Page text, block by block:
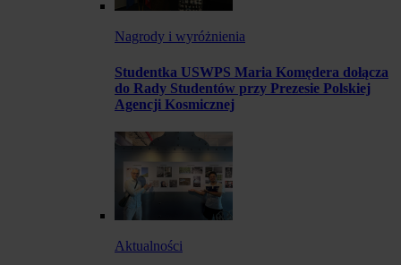
Nagrody i wyróżnienia
Studentka USWPS Maria Komędera dołącza
do Rady Studentów przy Prezesie Polskiej
Agencji Kosmicznej
Aktualności